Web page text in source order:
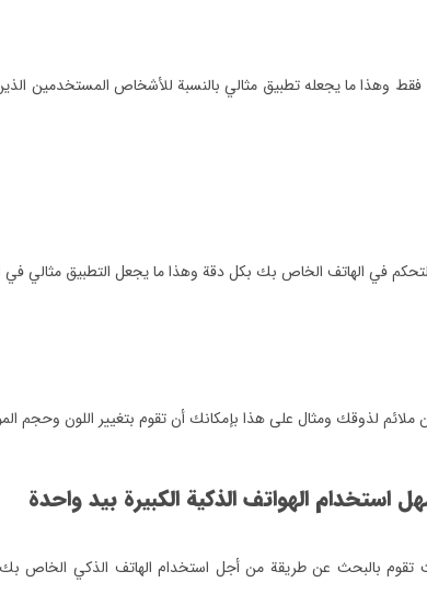
وهذا ما يجعله تطبيق مثالي بالنسبة للأشخاص المستخدمين
في الهاتف الخاص بك بكل دقة وهذا ما يجعل التطبيق مثالي في
لذوقك ومثال على هذا بإمكانك أن تقوم بتغيير اللون وحجم
الهواتف الذكية الكبيرة بيد واحدة
تقوم بالبحث عن طريقة من أجل استخدام الهاتف الذكي